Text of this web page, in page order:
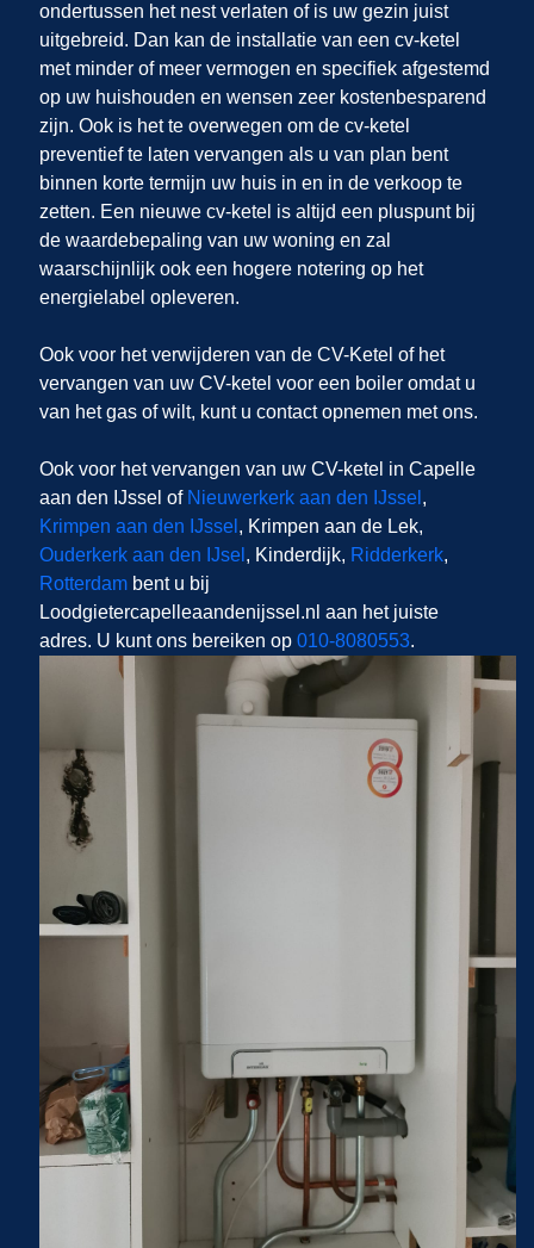
ondertussen het nest verlaten of is uw gezin juist
uitgebreid. Dan kan de installatie van een cv-ketel
met minder of meer vermogen en specifiek afgestemd
op uw huishouden en wensen zeer kostenbesparend
zijn. Ook is het te overwegen om de cv-ketel
preventief te laten vervangen als u van plan bent
binnen korte termijn uw huis in en in de verkoop te
zetten. Een nieuwe cv-ketel is altijd een pluspunt bij
de waardebepaling van uw woning en zal
waarschijnlijk ook een hogere notering op het
energielabel opleveren.
Ook voor het verwijderen van de CV-Ketel of het
vervangen van uw CV-ketel voor een boiler omdat u
van het gas of wilt, kunt u contact opnemen met ons.
Ook voor het vervangen van uw CV-ketel in Capelle
aan den IJssel of Nieuwerkerk aan den IJssel ,
Krimpen aan den IJssel , Krimpen aan de Lek,
Ouderkerk aan den IJsel , Kinderdijk, Ridderkerk,
Rotterdambent u bij
Loodgietercapelleaandenijssel.nl aan het juiste
adres. U kunt ons bereiken op 010-8080553.